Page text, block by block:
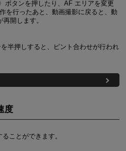
ボタンを押したり、AF エリアを変更
を行ったあと、動画撮影に戻ると、動
開します。
半押しすると、ピント合わせが行われ
度
ことができます。